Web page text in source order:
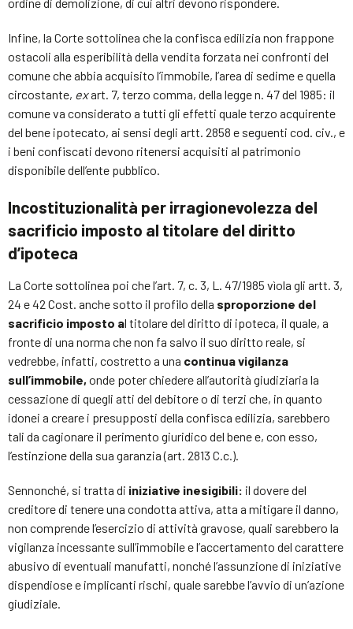
Infine, la Corte sottolinea che la confisca edilizia non frappone
ostacoli alla esperibilità della vendita forzata nei confronti del
comune che abbia acquisito l’immobile, l’area di sedime e quella
circostante, exart. 7, terzo comma, della legge n. 47 del 1985: il
comune va considerato a tutti gli effetti quale terzo acquirente
del bene ipotecato, ai sensi degli artt. 2858 e seguenti cod. civ., e
i beni confiscati devono ritenersi acquisiti al patrimonio
disponibile dell’ente pubblico.
Incostituzionalità per irragionevolezza del
sacrificio imposto al titolare del diritto
d’ipoteca
La Corte sottolinea poi che l’art. 7, c. 3, L. 47/1985 vìola gli artt. 3,
24 e 42 Cost. anche sotto il profilo della sproporzione del
sacrificio imposto al titolare del diritto di ipoteca, il quale, a
fronte di una norma che non fa salvo il suo diritto reale, si
vedrebbe, infatti, costretto a una continua vigilanza
sull’immobile, onde poter chiedere all’autorità giudiziaria la
cessazione di quegli atti del debitore o di terzi che, in quanto
idonei a creare i presupposti della confisca edilizia, sarebbero
tali da cagionare il perimento giuridico del bene e, con esso,
l’estinzione della sua garanzia (art. 2813 C.c.).
Sennonché, si tratta di iniziative inesigibili: il dovere del
creditore di tenere una condotta attiva, atta a mitigare il danno,
non comprende l’esercizio di attività gravose, quali sarebbero la
vigilanza incessante sull’immobile e l’accertamento del carattere
abusivo di eventuali manufatti, nonché l’assunzione di iniziative
dispendiose e implicanti rischi, quale sarebbe l’avvio di un’azione
giudiziale.